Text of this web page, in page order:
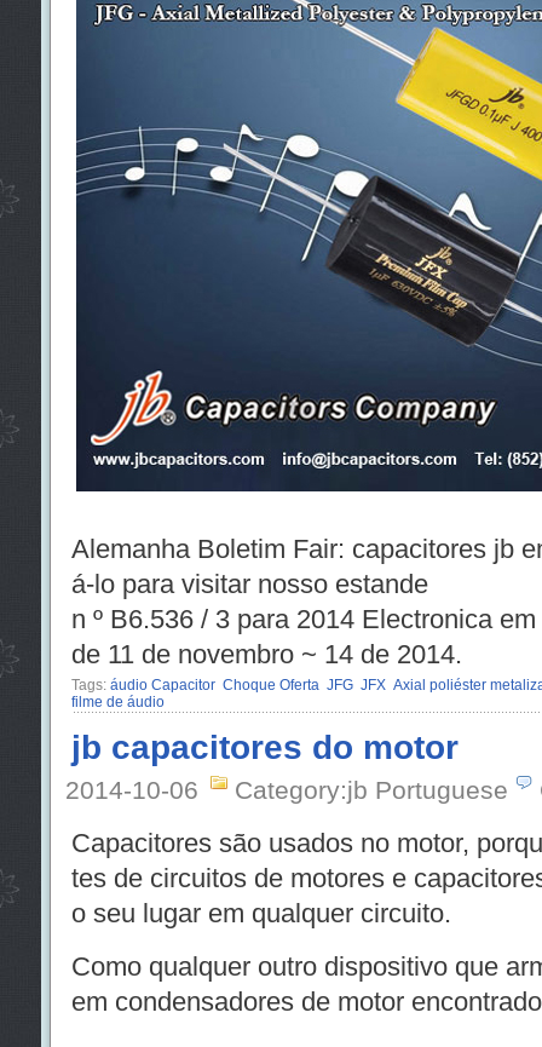
Alemanha Boletim Fair: capacitores jb
á-lo para visitar nosso estande
n º B6.536 / 3 para 2014 Electronica
de 11 de novembro ~ 14 de 2014.
Tags: áudio Capacitor Choque Oferta JFG JFX Axial poliéster
filme de áudio
jb capacitores do motor
2014-10-06 Category:jb Portuguese
Capacitores são usados ​​no motor,
tes de circuitos de motores e
o seu lugar em qualquer circuito.
Como qualquer outro dispositivo que
em condensadores de motor